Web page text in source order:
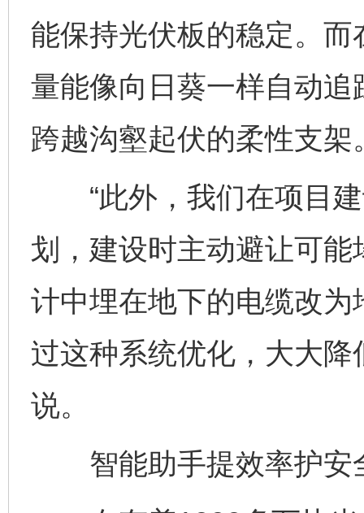
能保持光伏板的稳定。
量能像向日葵一样自动
跨越沟壑起伏的柔性支架
“此外，我们在项目建
划，建设时主动避让可
计中埋在地下的电缆改为
过这种系统优化，大大降
说。
智能助手提效率护安